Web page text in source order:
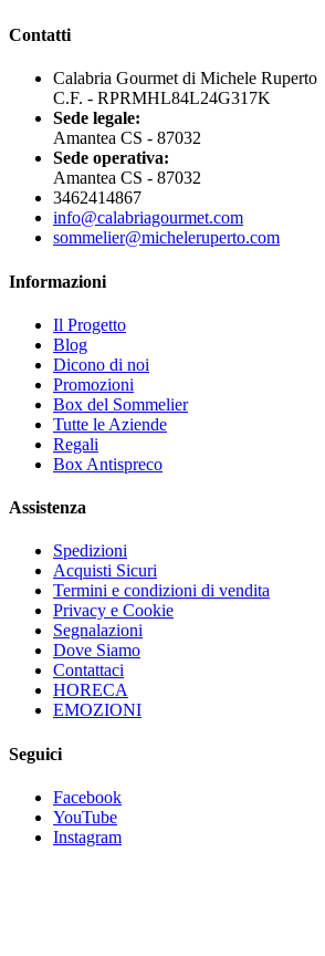
Contatti
Calabria Gourmet di Michele Ruperto
C.F. - RPRMHL84L24G317K
Sede legale:
Amantea CS - 87032
Sede operativa:
Amantea CS - 87032
3462414867
info@calabriagourmet.com
sommelier@micheleruperto.com
Informazioni
Il Progetto
Blog
Dicono di noi
Promozioni
Box del Sommelier
Tutte le Aziende
Regali
Box Antispreco
Assistenza
Spedizioni
Acquisti Sicuri
Termini e condizioni di vendita
Privacy e Cookie
Segnalazioni
Dove Siamo
Contattaci
HORECA
EMOZIONI
Seguici
Facebook
YouTube
Instagram